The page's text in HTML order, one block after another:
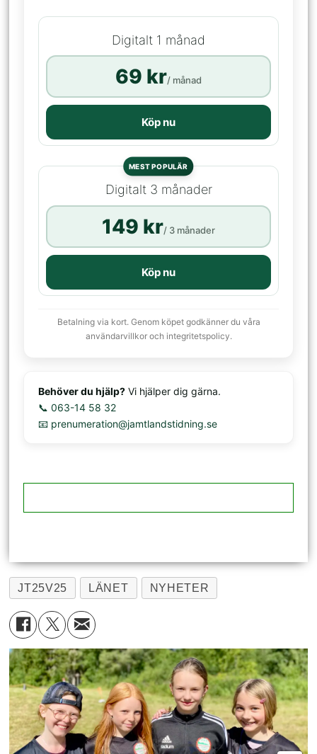
Digitalt 1 månad
69 kr/ månad
Köp nu
MEST POPULÄR
Digitalt 3 månader
149 kr/ 3 månader
Köp nu
Betalning via kort. Genom köpet godkänner du våra
användarvillkor och integritetspolicy.
Behöver du hjälp? Vi hjälper dig gärna.
📞 063-14 58 32
📧 prenumeration@jamtlandstidning.se
JT25V25 LÄNET NYHETER